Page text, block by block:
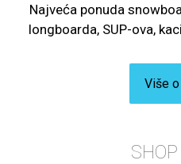
Najveća ponuda
longboarda, SUP-ova,
Više